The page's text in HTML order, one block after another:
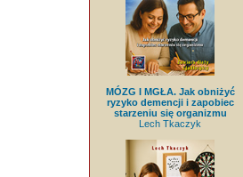
MÓZG I MGŁA. Jak obniżyć
ryzyko demencji i zapobiec
starzeniu się organizmu
Lech Tkaczyk